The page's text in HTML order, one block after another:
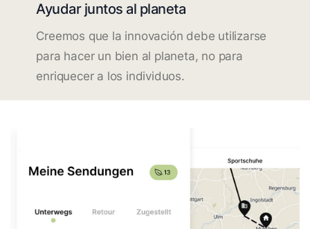
Ayudar juntos al planeta
Creemos que la innovación debe utilizarse
para hacer un bien al planeta, no para
enriquecer a los individuos.